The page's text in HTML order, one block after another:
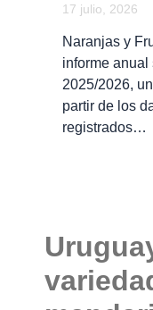
17 julio, 2026
Naranjas y
informe anual
2025/2026,
partir de los
registrados…